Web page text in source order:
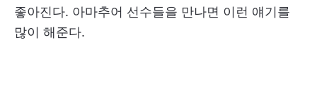
좋아진다. 아마추어 선수들을 만나면 이런 얘기를
많이 해준다.